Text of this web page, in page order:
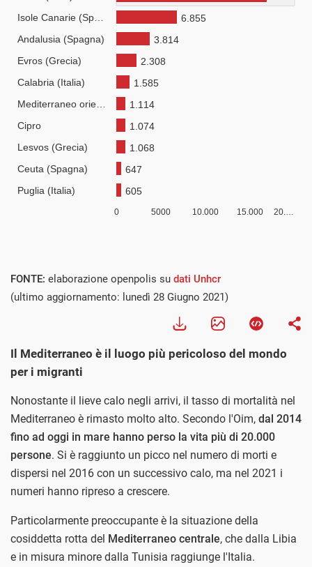
FONTE: elaborazione openpolis su dati Unhcr
(ultimo aggiornamento: lunedì 28 Giugno 2021)
Il Mediterraneo è il luogo più pericoloso del mondo
per i migranti
Nonostante il lieve calo negli arrivi, il tasso di mortalità nel
Mediterraneo è rimasto molto alto. Secondo l'Oim, dal 2014
fino ad oggi in mare hanno perso la vita più di 20.000
persone. Si è raggiunto un picco nel numero di morti e
dispersi nel 2016 con un successivo calo, ma nel 2021 i
numeri hanno ripreso a crescere.
Particolarmente preoccupante è la situazione della
cosiddetta rotta del Mediterraneo centrale, che dalla Libia
e in misura minore dalla Tunisia raggiunge l'Italia.